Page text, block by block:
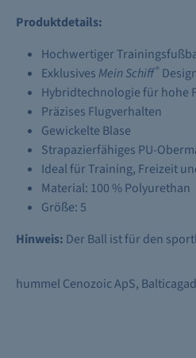
Produktdetails:
Hochwertiger
Exklusives Mein Schiff®
Hybridtechnologie für hohe
Präzises Flugverhalten
Gewickelte Blase
Strapazierfähiges PU-
Ideal für Training, Freizeit
Material: 100 % Polyurethan
Größe: 5
Hinweis: Der Ball ist für den
hummel Cenozoic ApS,